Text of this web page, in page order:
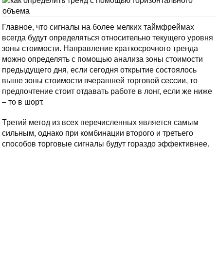
Главное, что сигналы на более мелких таймфреймах
всегда будут определяться относительно текущего уровня
зоны стоимости. Направление краткосрочного тренда
можно определять с помощью анализа зоны стоимости
предыдущего дня, если сегодня открытие состоялось
выше зоны стоимости вчерашней торговой сессии, то
предпочтение стоит отдавать работе в лонг, если же ниже
– то в шорт.
Третий метод из всех перечисленных является самым
сильным, однако при комбинации второго и третьего
способов торговые сигналы будут гораздо эффективнее.